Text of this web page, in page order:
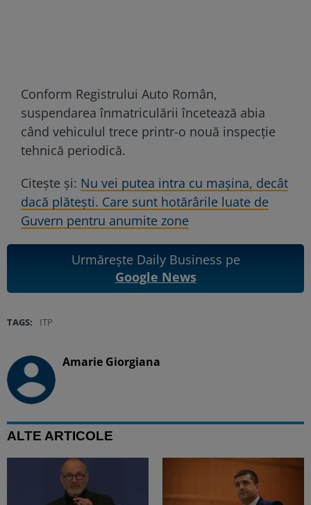
Conform Registrului Auto Român,
suspendarea înmatriculării încetează abia
când vehiculul trece printr-o nouă inspecție
tehnică periodică.
Citește și: Nu vei putea intra cu mașina, decât
dacă plătești. Care sunt hotărârile luate de
Guvern pentru anumite zone
Urmărește Daily Business pe
Google News
TAGS: ITP
Amarie Giorgiana
ALTE ARTICOLE